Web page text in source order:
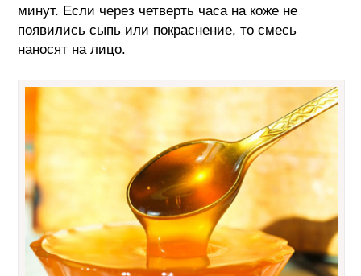
минут. Если через четверть часа на коже не
появились сыпь или покраснение, то смесь
наносят на лицо.